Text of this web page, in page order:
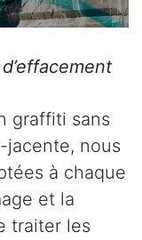
graffiti sans
jacente, nous
à chaque
et la
traiter les